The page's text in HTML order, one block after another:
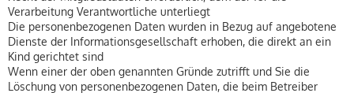
Verarbeitung Verantwortliche unterliegt
Die personenbezogenen Daten wurden in Bezug auf angebotene
Dienste der Informationsgesellschaft erhoben, die direkt an ein
Kind gerichtet sind
Wenn einer der oben genannten Gründe zutrifft und Sie die
Löschung von personenbezogenen Daten, die beim Betreiber